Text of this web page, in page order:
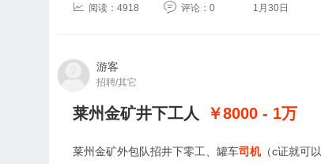
阅读：4918 评论：0 1月30日
游客
招聘/其它
莱州金矿井下工人 ￥8000 - 1万
莱州金矿外包队招井下零工、罐车司机（c证就可